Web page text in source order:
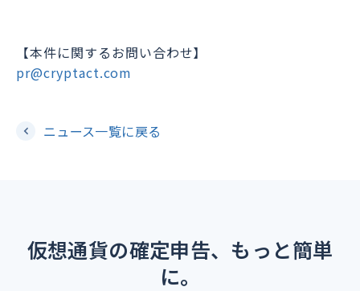
【本件に関するお問い合わせ】
pr@cryptact.com
ニュース一覧に戻る
仮想通貨の確定申告、もっと簡単
に。